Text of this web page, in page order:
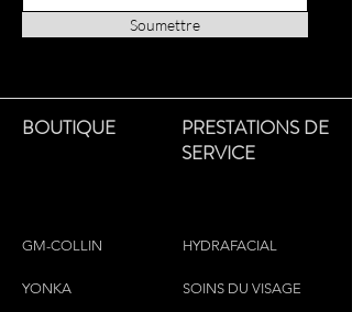
supple
Is perfect as a massage oil
Soumettre
BOUTIQUE
PRESTATIONS DE
SERVICE
GM-COLLIN
YONKA
HYDRAFACIAL
SOINS DU VISAGE